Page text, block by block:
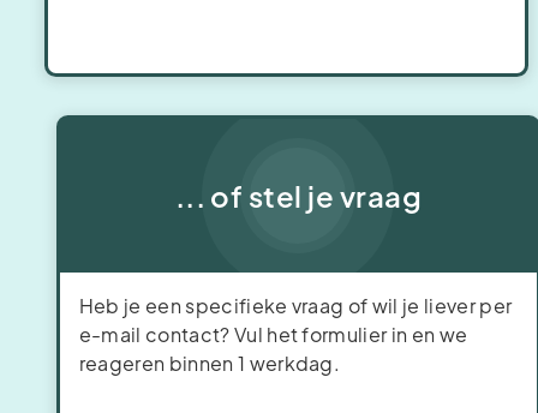
... of stel je vraag
Heb je een specifieke vraag of wil je liever per
e-mail contact? Vul het formulier in en we
reageren binnen 1 werkdag.